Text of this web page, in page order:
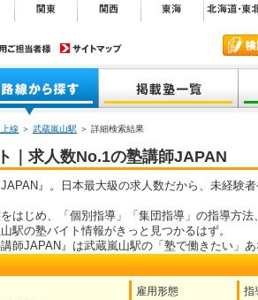
線 ＞ 武蔵嵐山駅 ＞ 詳細検索結果
｜求人数No.1の塾講師JAPAN
』。日本最大級の求人数だから、未経験
はじめ、「個別指導」「集団指導」の指導方
駅の塾バイト情報がきっと見つかるはず。
師JAPAN』は武蔵嵐山駅の「塾で働きたい」あ
雇用形態
指